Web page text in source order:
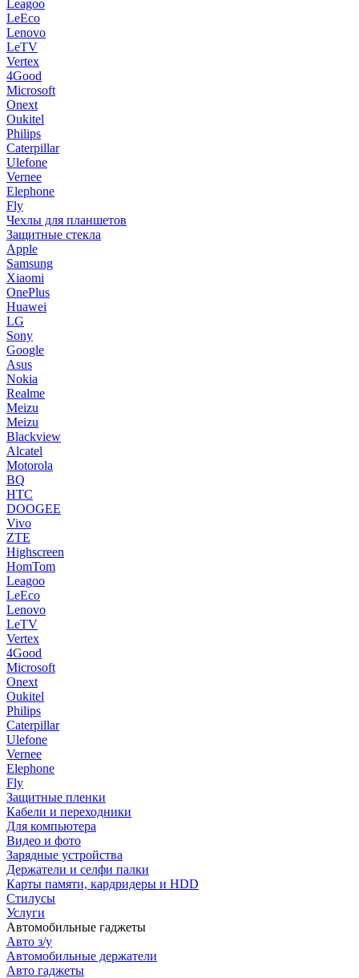
Leagoo
LeEco
Lenovo
LeTV
Vertex
4Good
Microsoft
Onext
Oukitel
Philips
Caterpillar
Ulefone
Vernee
Elephone
Fly
Чехлы для планшетов
Защитные стекла
Apple
Samsung
Xiaomi
OnePlus
Huawei
LG
Sony
Google
Asus
Nokia
Realme
Meizu
Meizu
Blackview
Alcatel
Motorola
BQ
HTC
DOOGEE
Vivo
ZTE
Highscreen
HomTom
Leagoo
LeEco
Lenovo
LeTV
Vertex
4Good
Microsoft
Onext
Oukitel
Philips
Caterpillar
Ulefone
Vernee
Elephone
Fly
Защитные пленки
Кабели и переходники
Для компьютера
Видео и фото
Зарядные устройства
Держатели и селфи палки
Карты памяти, кардридеры и HDD
Стилусы
Услуги
Автомобильные гаджеты
Авто з/у
Автомобильные держатели
Авто гаджеты